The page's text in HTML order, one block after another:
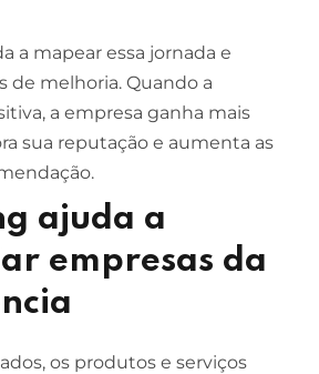
a mapear essa jornada e
de melhoria. Quando a
a empresa ganha mais
sua reputação e aumenta as
ajuda a
empresas da
os produtos e serviços